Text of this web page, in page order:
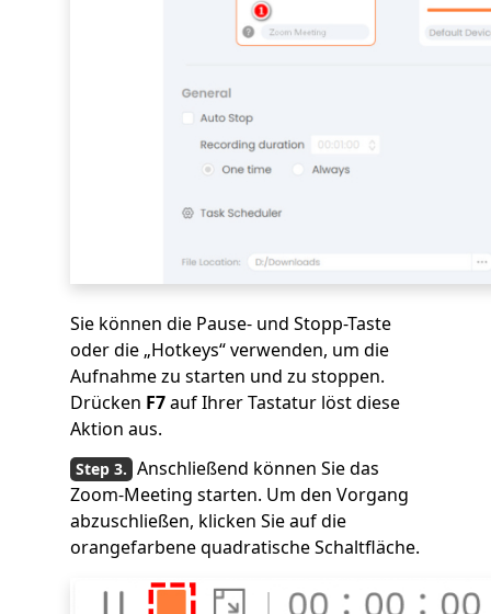
Sie können die Pause- und Stopp-Taste
oder die „Hotkeys“ verwenden, um die
Aufnahme zu starten und zu stoppen.
Drücken F7auf Ihrer Tastatur löst diese
Aktion aus.
Anschließend können Sie das
Zoom-Meeting starten. Um den Vorgang
abzuschließen, klicken Sie auf die
orangefarbene quadratische Schaltfläche.